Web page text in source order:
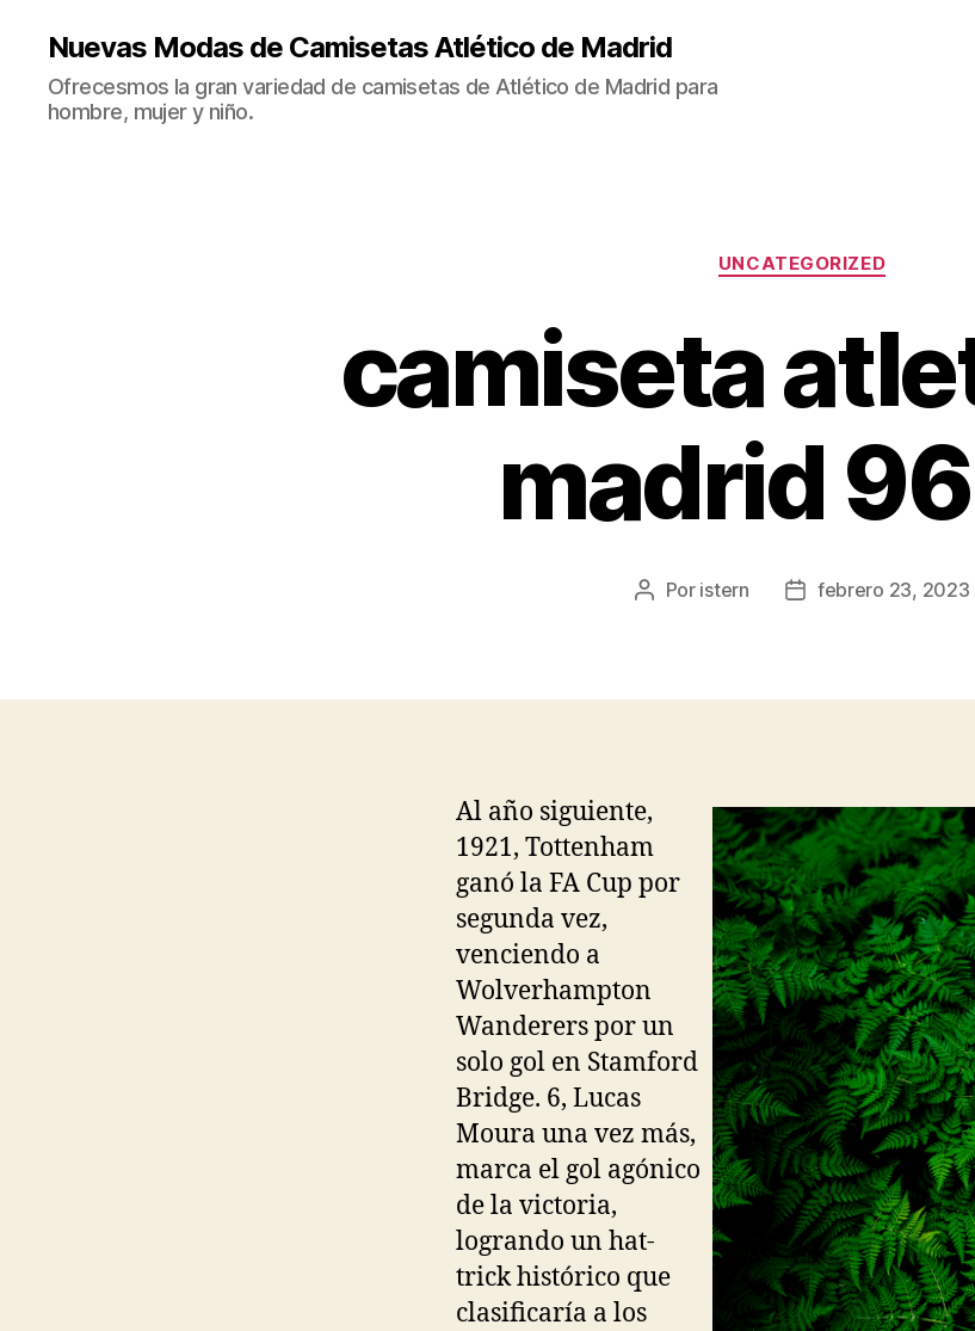
Nuevas Modas de Camisetas Atlético de Madrid
Ofrecesmos la gran variedad de camisetas de Atlético de Madrid para
hombre, mujer y niño.
Categorías
UNCATEGORIZED
camiseta
madrid
Autor
Por istern
Fecha
febrero 23, 2023
Al año siguiente,
1921, Tottenham
ganó la FA Cup por
segunda vez,
venciendo a
Wolverhampton
Wanderers por un
solo gol en Stamford
Bridge. 6, Lucas
Moura una vez más,
marca el gol agónico
de la victoria,
logrando un hat-
trick histórico que
clasificaría a los